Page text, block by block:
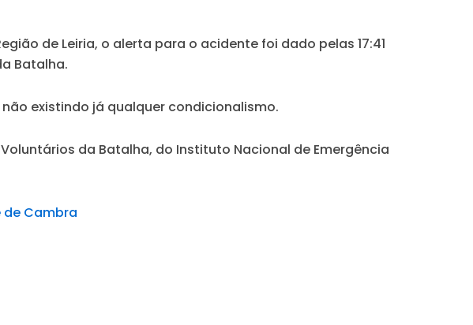
de Leiria, o alerta para o acidente foi dado pelas 17:41
Batalha.
existindo já qualquer condicionalismo.
da Batalha, do Instituto Nacional de Emergência
de Cambra